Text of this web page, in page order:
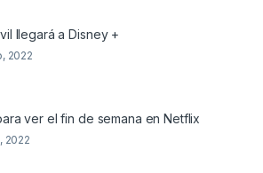
llegará a Disney +
2022
ver el fin de semana en Netflix
2022